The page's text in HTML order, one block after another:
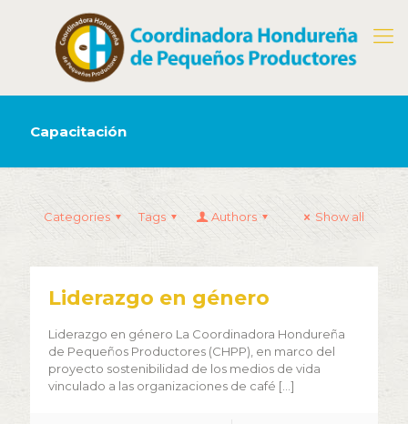
Capacitación
Categories Tags Authors Show all
Liderazgo en género
Liderazgo en género La Coordinadora Hondureña
de Pequeños Productores (CHPP), en marco del
proyecto sostenibilidad de los medios de vida
vinculado a las organizaciones de café […]